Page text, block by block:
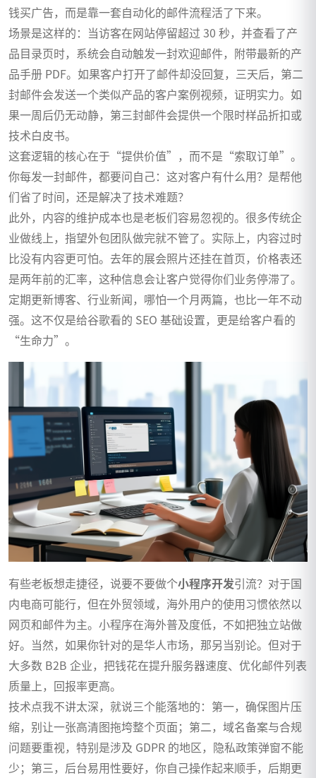
钱买广告，而是靠一套自动化的邮件流程活了下来。
场景是这样的：当访客在网站停留超过 30 秒，并查看了产
品目录页时，系统会自动触发一封欢迎邮件，附带最新的产
品手册 PDF。如果客户打开了邮件却没回复，三天后，第二
封邮件会发送一个类似产品的客户案例视频，证明实力。如
果一周后仍无动静，第三封邮件会提供一个限时样品折扣或
技术白皮书。
这套逻辑的核心在于“提供价值”，而不是“索取订单”。
你每发一封邮件，都要问自己：这对客户有什么用？是帮他
们省了时间，还是解决了技术难题？
此外，内容的维护成本也是老板们容易忽视的。很多传统企
业做线上，指望外包团队做完就不管了。实际上，内容过时
比没有内容更可怕。去年的展会照片还挂在首页，价格表还
是两年前的汇率，这种信息会让客户觉得你们业务停滞了。
定期更新博客、行业新闻，哪怕一个月两篇，也比一年不动
强。这不仅是给谷歌看的 SEO 基础设置，更是给客户看的
“生命力”。
有些老板想走捷径，说要不要做个小程序开发引流？对于国
内电商可能行，但在外贸领域，海外用户的使用习惯依然以
网页和邮件为主。小程序在海外普及度低，不如把独立站做
好。当然，如果你针对的是华人市场，那另当别论。但对于
大多数 B2B 企业，把钱花在提升服务器速度、优化邮件列表
质量上，回报率更高。
技术点我不讲太深，就说三个能落地的：第一，确保图片压
缩，别让一张高清图拖垮整个页面；第二，域名备案与合规
问题要重视，特别是涉及 GDPR 的地区，隐私政策弹窗不能
少；第三，后台易用性要好，你自己操作起来顺手，后期更